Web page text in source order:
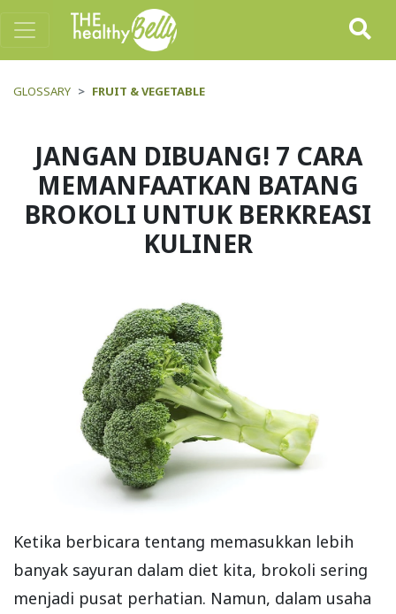
GLOSSARY FRUIT & VEGETABLE
JANGAN DIBUANG! 7 CARA
MEMANFAATKAN BATANG
BROKOLI UNTUK BERKREASI
KULINER
Ketika berbicara tentang memasukkan lebih
banyak sayuran dalam diet kita, brokoli sering
menjadi pusat perhatian. Namun, dalam usaha